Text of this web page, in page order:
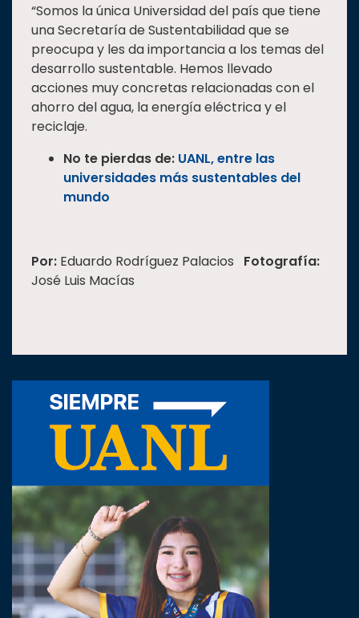
“Somos la única Universidad del país que tiene
una Secretaría de Sustentabilidad que se
preocupa y les da importancia a los temas del
desarrollo sustentable. Hemos llevado
acciones muy concretas relacionadas con el
ahorro del agua, la energía eléctrica y el
reciclaje.
No te pierdas de: UANL, entre las
universidades más sustentables del
mundo
Por: Eduardo Rodríguez Palacios Fotografía:
José Luis Macías